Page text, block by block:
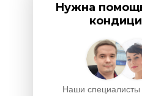
Наши специалисты
Нужна